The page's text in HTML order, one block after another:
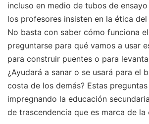
incluso en medio de tubos de
los profesores insisten en la ética
No basta con saber cómo funciona
preguntarse para qué vamos a usar
para construir puentes o para
¿Ayudará a sanar o se usará para el
costa de los demás? Estas
impregnando la educación
de trascendencia que es marca de la